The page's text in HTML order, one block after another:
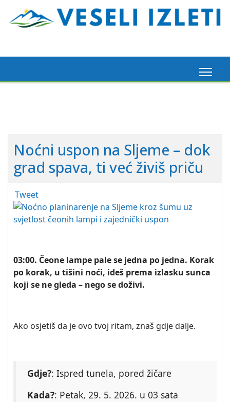
Noćni uspon na Sljeme – dok
grad spava, ti već živiš priču
Tweet
03:00. Čeone lampe pale se jedna po jedna. Korak
po korak, u tišini noći, ideš prema izlasku sunca
koji se ne gleda – nego se doživi.
Ako osjetiš da je ovo tvoj ritam, znaš gdje dalje.
Gdje?: Ispred tunela, pored žičare
Kada?: Petak, 29. 5. 2026. u 03 sata